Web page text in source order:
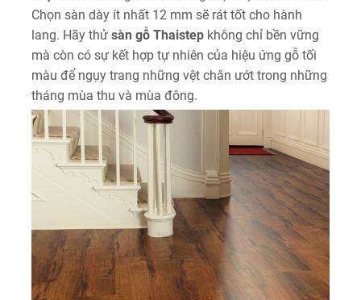
Chọn sàn dày ít nhất 12 mm sẽ rát tốt cho hành
lang. Hãy thử sàn gỗ Thaistep không chỉ bền vững
mà còn có sự kết hợp tự nhiên của hiệu ứng gỗ tối
màu để ngụy trang những vệt chân ướt trong những
tháng mùa thu và mùa đông.